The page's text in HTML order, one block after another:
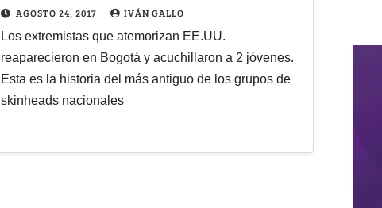
AGOSTO 24, 2017 IVÁN GALLO
Los extremistas que atemorizan EE.UU.
reaparecieron en Bogotá y acuchillaron a 2 jóvenes.
Esta es la historia del más antiguo de los grupos de
skinheads nacionales